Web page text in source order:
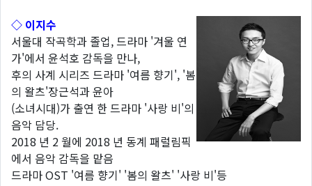
◇ 이지수
서울대 작곡학과 졸업, 드라마 '겨울 연
가'에서 윤석호 감독을 만나,
후의 사계 시리즈 드라마 '여름 향기', '봄
의 왈츠'장근석과 윤아
(소녀시대)가 출연 한 드라마 '사랑 비'의
음악 담당.
2018 년 2 월에 2018 년 동계 패럴림픽
에서 음악 감독을 맡음
드라마 OST '여름 향기' '봄의 왈츠' '사랑 비'등